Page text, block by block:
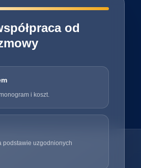
od
i koszt.
podstawie uzgodnionych